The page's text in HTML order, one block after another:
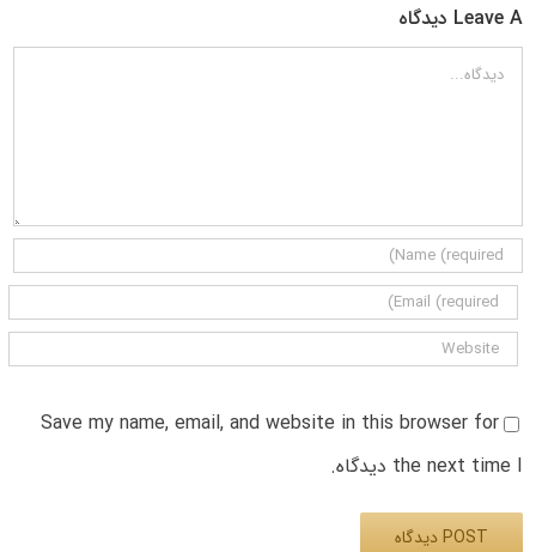
Leave A دیدگاه
دیدگاه
Save my name, email, and website in this browser for
the next time I دیدگاه.